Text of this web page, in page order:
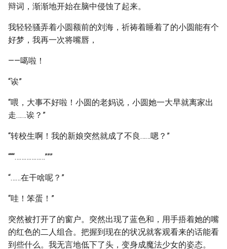
辩词，渐渐地开始在脑中侵蚀了起来。
我轻轻骚弄着小圆额前的刘海，祈祷着睡着了的小圆能有个
好梦，我再一次将嘴唇，
——噶啦！
“诶”
“喂，大事不好啦！小圆的老妈说，小圆她一大早就离家出
走……诶？”
“转校生啊！我的新娘突然就成了不良……嗯？”
“““………………”””
“……在干啥呢？”
“哇！笨蛋！”
突然被打开了的窗户。突然出现了蓝色和，用手捂着她的嘴
的红色的二人组合。把握到现在的状况就客观看来的话能看
到些什么。我无言地低下了头，变身成魔法少女的姿态。